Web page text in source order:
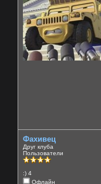
Фахивец
Друг клуба
Пользователи
:) 4
Офлайн